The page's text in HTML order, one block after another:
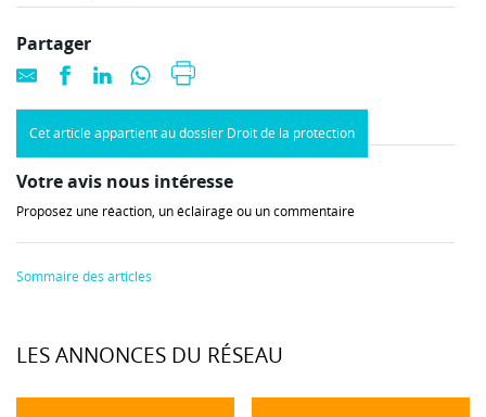
Partager
Cet article appartient au dossier Droit de la protection
Votre avis nous intéresse
Proposez une réaction, un éclairage ou un commentaire
Sommaire des articles
LES ANNONCES DU RÉSEAU